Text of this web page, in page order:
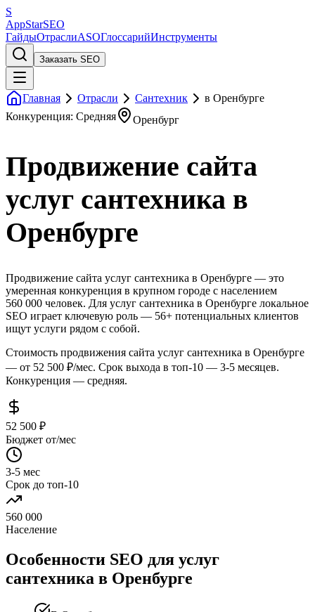
S
AppStarSEO
ГайдыОтраслиASOГлоссарийИнструменты
Заказать SEO
Главная Отрасли Сантехник
в Оренбурге
Конкуренция: Средняя
Оренбург
Продвижение сайта
услуг сантехника в
Оренбурге
Продвижение сайта услуг сантехника в Оренбурге — это
умеренная конкуренция в крупном городе с населением
560 000 человек. Для услуг сантехника в Оренбурге локальное
SEO играет ключевую роль — 56+ потенциальных клиентов
ищут услуги рядом с собой.
Стоимость продвижения сайта услуг сантехника в Оренбурге
— от 52 500 ₽/мес. Срок выхода в топ-10 — 3-5 месяцев.
Конкуренция — средняя.
52 500 ₽
Бюджет от/мес
3-5 мес
Срок до топ-10
560 000
Население
Особенности SEO для услуг
сантехника в Оренбурге